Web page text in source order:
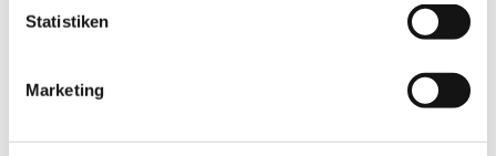
Statistiken
Marketingvom 29.11.2025
Resolution: Mehr Eigenverantwortung